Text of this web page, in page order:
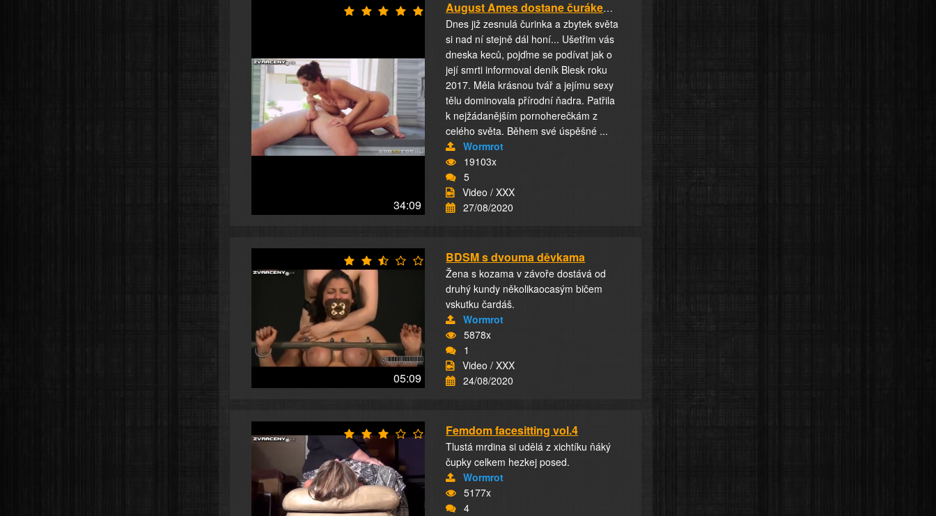
34:09
August Ames dostane čurákem do slabin
Dnes již zesnulá čurinka a zbytek světa
si nad ní stejně dál honí... Ušetřim vás
dneska keců, pojďme se podívat jak o
její smrti informoval deník Blesk roku
2017. Měla krásnou tvář a jejímu sexy
tělu dominovala přírodní ňadra. Patřila
k nejžádanějším pornoherečkám z
celého světa. Během své úspěšné ...
Wormrot
19103x
5
Video / XXX
27/08/2020
05:09
BDSM s dvouma děvkama
Žena s kozama v závoře dostává od
druhý kundy několikaocasým bičem
vskutku čardáš.
Wormrot
5878x
1
Video / XXX
24/08/2020
Femdom facesitting vol.4
Tlustá mrdina si udělá z xichtíku ňáký
čupky celkem hezkej posed.
Wormrot
5177x
4